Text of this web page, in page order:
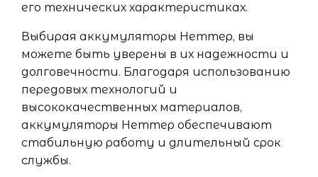
его технических характеристиках.
Выбирая аккумуляторы Неттер, вы
можете быть уверены в их надежности и
долговечности. Благодаря использованию
передовых технологий и
высококачественных материалов,
аккумуляторы Неттер обеспечивают
стабильную работу и длительный срок
службы.